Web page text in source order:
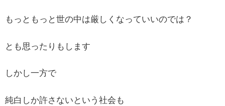
もっともっと世の中は厳しくなっていいのでは？
とも思ったりもします
しかし一方で
純白しか許さないという社会も